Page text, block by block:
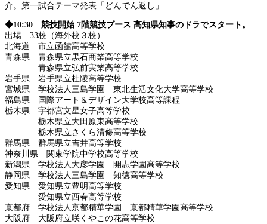
介。第一試合テーマ発表「どんでん返し」
◆10:30 競技開始 7階競技ブース 高知県知事のドラでスタート。
出場 33校（海外校３校）
北海道 市立函館高等学校
青森県 青森県立黒石商業高等学校
青森県立弘前実業高等学校
岩手県 岩手県立杜陵高等学校
宮城県 学校法人三島学園 東北生活文化大学高等学校
福島県 国際アート＆デザイン大学校高等課程
栃木県 宇都宮文星女子高等学校
栃木県立大田原東高等学校
栃木県立さくら清修高等学校
群馬県 群馬県立吉井高等学校
神奈川県 関東学院中学校高等学校
新潟県 学校法人大彦学園 開志学園高等学校
静岡県 学校法人三島学園 知徳高等学校
愛知県 愛知県立豊明高等学校
愛知県立西春高等学校
京都府 学校法人京都精華学園 京都精華学園高等学校
大阪府 大阪府立咲くやこの花高等学校